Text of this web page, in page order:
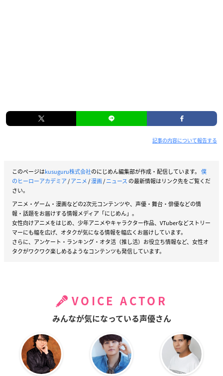
記事の内容について報告する
このページはkusuguru株式会社のにじめん編集部が作成・配信しています。 僕
のヒーローアカデミア/アニメ/漫画/ニュース の最新情報はリンク先をご覧くだ
さい。
アニメ・ゲーム・漫画などの2次元コンテンツや、声優・舞台・俳優などの情
報・話題をお届けする情報メディア「にじめん」。
女性向けアニメをはじめ、少年アニメやキャラクター作品、VTuberなどストリー
マーにも幅を広げ、オタクが気になる情報を幅広くお届けしています。
さらに、アンケート・ランキング・オタ活（推し活）お役立ち情報など、女性オ
タクがワクワク楽しめるようなコンテンツも発信しています。
VOICE ACTOR
みんなが気になっている声優さん